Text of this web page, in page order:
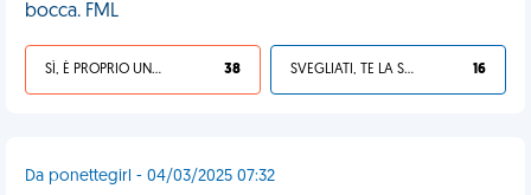
bocca. FML
SÌ, È PROPRIO UNA VDM! 38 SVEGLIATI, TE LA SEI CERCATA! 16
Da ponettegirl - 04/03/2025 07:32